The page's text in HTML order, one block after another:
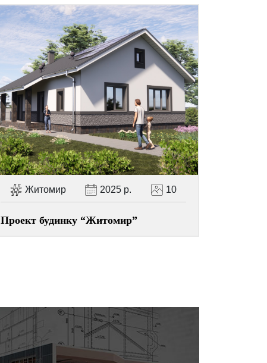
Житомир 2025 р. 10
Проект будинку “Житомир”